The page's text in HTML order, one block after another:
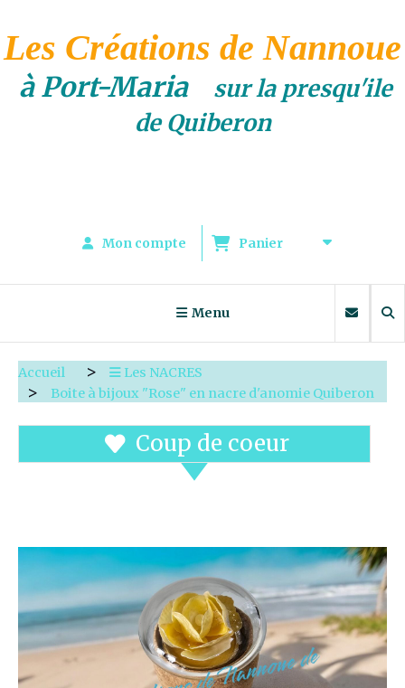
Les Créations de Nannoue
à Port-Maria
sur la presqu'ile
de Quiberon
Mon compte Panier
Menu
Accueil
Les NACRES
Boite à bijoux "Rose" en nacre d'anomie Quiberon
Coup de coeur